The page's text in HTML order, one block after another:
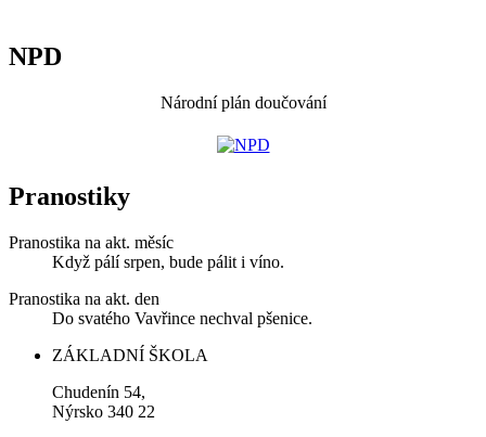
NPD
Národní plán doučování
Pranostiky
Pranostika na akt. měsíc
Když pálí srpen, bude pálit i víno.
Pranostika na akt. den
Do svatého Vavřince nechval pšenice.
ZÁKLADNÍ ŠKOLA
Chudenín 54,
Nýrsko 340 22